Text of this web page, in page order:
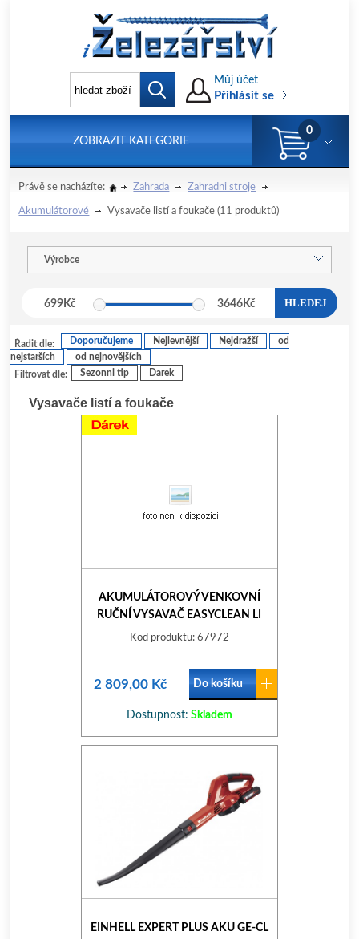
Můj účet
Přihlásit se
ZOBRAZIT KATEGORIE
0
Právě se nacházíte: Zahrada Zahradni stroje
Akumulátorové Vysavače listí a foukače (11 produktů)
Výrobce
699Kč 3646 Kč HLEDEJ
Filtrovat dle: Sezonni tip Darek
Řadit dle: Doporučujeme Nejlevnější Nejdražší
od
nejstarších
od nejnovějších
Vysavače listí a foukače
AKUMULÁTOROVÝ VENKOVNÍ
RUČNÍ VYSAVAČ EASYCLEAN LI
9339-20
Kod produktu: 67972
2 809,00 Kč Do košíku
Dostupnost: Skladem
EINHELL EXPERT PLUS AKU GE-CL